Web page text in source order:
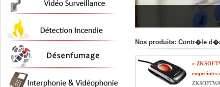
Nos produits: Contr�le
»
empreintes